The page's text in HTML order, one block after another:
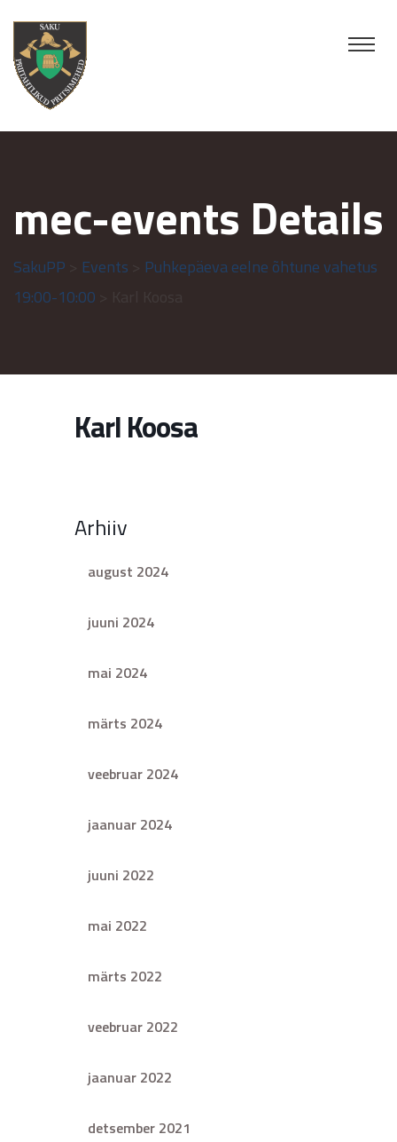
mec-events Details
SakuPP Events
Puhkepäeva eelne õhtune vahetus
19:00-10:00
Karl Koosa
Arhiiv
august 2024
juuni 2024
mai 2024
märts 2024
veebruar 2024
jaanuar 2024
juuni 2022
mai 2022
märts 2022
veebruar 2022
jaanuar 2022
detsember 2021